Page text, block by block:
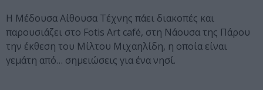
Η Μέδουσα Αίθουσα Τέχνης πάει διακοπές και
παρουσιάζει στο Fotis Art café, στη Νάουσα της Πάρου
την έκθεση του Μίλτου Μιχαηλίδη, η οποία είναι
γεμάτη από… σημειώσεις για ένα νησί.